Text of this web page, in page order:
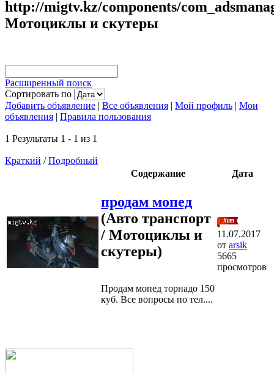
Мотоциклы и скутеры
Расширенный поиск
Сортировать по
Добавить объявление | Все объявления | Мой профиль | Мои
объявления | Правила пользования
1 Результаты 1 - 1 из 1
Краткий /Подробный
Содержание
Дата
продам мопед
(Авто транспорт
/ Мотоциклы и
скутеры)
Продам мопед торнадо 150
куб. Все вопросы по тел....
11.07.2017
от arsik
5665
просмотров